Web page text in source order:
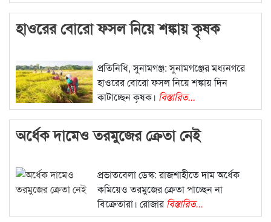
হাওরের বোরো ফসল নিয়ে শঙ্কায় কৃষক
প্রতিনিধি, সুনামগঞ্জ: সুনামগঞ্জের মধ্যনগরে
হাওরের বোরো ফসল নিয়ে শঙ্কায় দিন
কাটাচ্ছেন কৃষক। বিস্তারিত...
অর্ধেক দামেও তরমুজের ক্রেতা নেই
প্রভাতবেলা ডেস্ক: রাজশাহীতে দাম অর্ধেক
কমিয়েও তরমুজের ক্রেতা পাচ্ছেন না
বিক্রেতারা। রোজার বিস্তারিত...